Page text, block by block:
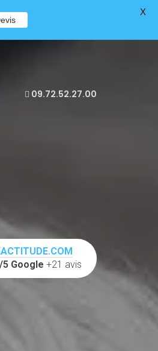
09.72.52.27.00
5 Google +21 avis
X